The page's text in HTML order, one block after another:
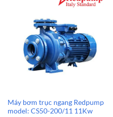
Máy bơm trục ngang Redpump
model: CS50-200/11 11Kw